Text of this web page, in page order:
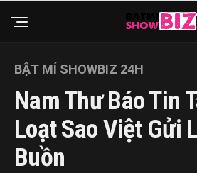
BẬT MÍ SHOWBIZ 24H
Nam Thư Báo Tin
Loạt Sao Việt Gửi
Buồn